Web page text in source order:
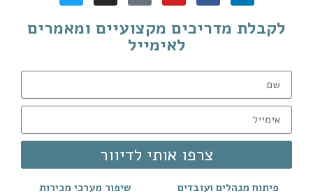
שיפור מערכי מכירות פיתוח מנהלים ועובדים
לקבלת מדריכים מקצועיים ומאמרים
לאימייל
צרפו אותי לדיוור